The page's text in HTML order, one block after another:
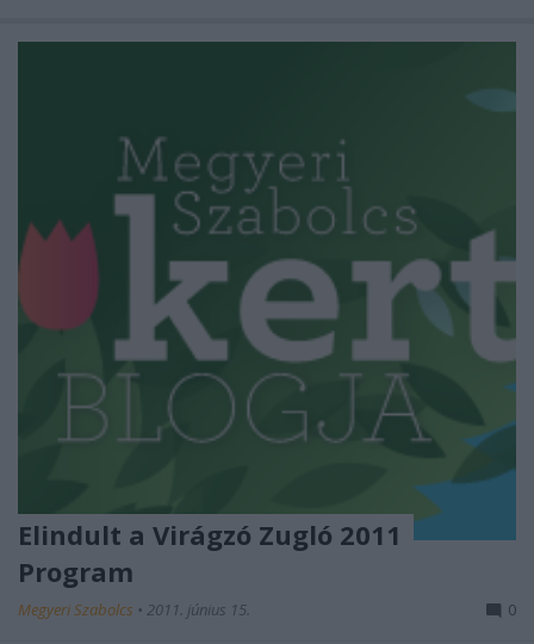
Elindult a Virágzó Zugló 2011
Program
Megyeri Szabolcs • 2011. június 15. 0